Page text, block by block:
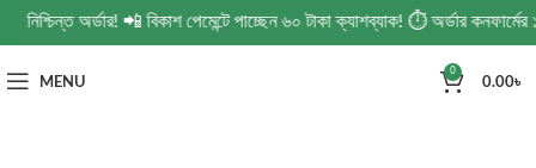
নিশ্চিন্ত অর্ডার! 📲 বিকাশ পেমেন্টে পাচ্ছেন ৬০ টাকা ক্যাশব্যাক! ⏱️ অর্ডার
MENU 0 0.00৳